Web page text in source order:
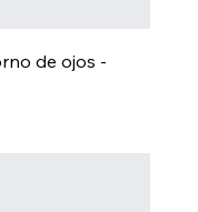
de ojos -